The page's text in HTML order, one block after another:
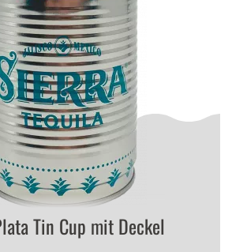
Tin Cup mit Deckel